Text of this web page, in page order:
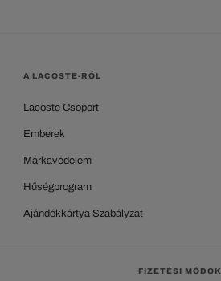
A LACOSTE-RÓL
Lacoste Csoport
Emberek
Márkavédelem
Hűségprogram
Ajándékkártya Szabályzat
FIZETÉSI MÓDOK